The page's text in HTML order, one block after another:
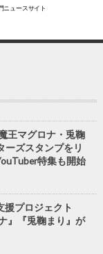
ニュースサイト
王マグロナ・兎鞠
ーズスタンプをリ
特集も開始
援プロジェクト
』『兎鞠まり』が